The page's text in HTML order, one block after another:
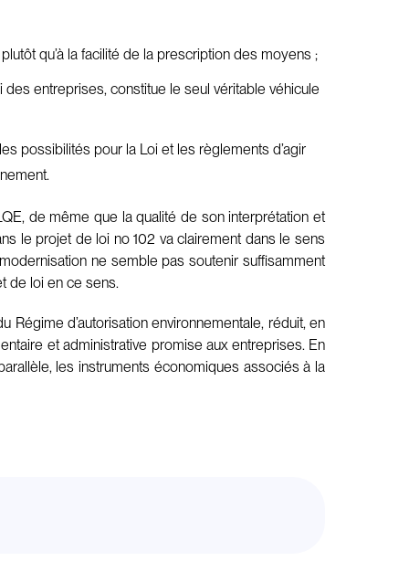
qu’à la facilité de la prescription des moyens ;
entreprises, constitue le seul véritable véhicule
possibilités pour la Loi et les règlements d’agir
de même que la qualité de son interprétation et
le projet de loi no 102 va clairement dans le sens
ne semble pas soutenir suffisamment
de loi en ce sens.
d’autorisation environnementale, réduit, en
et administrative promise aux entreprises. En
les instruments économiques associés à la